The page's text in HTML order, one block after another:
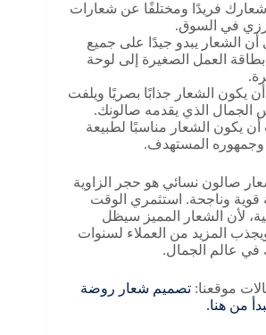
شعارك فريدًا ومختلفًا عن شعارات
في السوق.
أن الشعار يبدو جيدًا على جميع
العمل الصغيرة إلى لوحة
أن يكون الشعار جذابًا بصريًا ويلفت
الجمال الذي يقدمه صالونك.
أن يكون الشعار مناسبًا لطبيعة
المستهدف.
صالون نسائي هو حجر الزاوية
قوية وناجحة. استثمري الوقت
لأن الشعار المميز سيظل
المزيد من العملاء لسنوات
في عالم الجمال.
موقعنا: تصميم شعار روضة